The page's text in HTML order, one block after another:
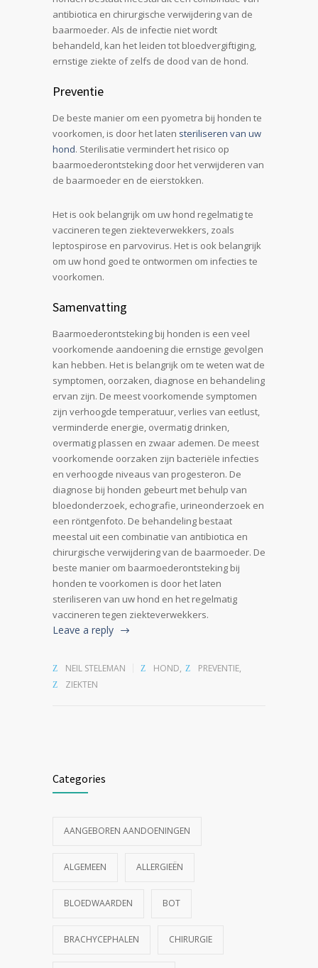
antibiotica en chirurgische verwijdering van de
baarmoeder. Als de infectie niet wordt
behandeld, kan het leiden tot bloedvergiftiging,
ernstige ziekte of zelfs de dood van de hond.
Preventie
De beste manier om een pyometra bij honden te
voorkomen, is door het laten steriliseren van uw
hond. Sterilisatie vermindert het risico op
baarmoederontsteking door het verwijderen van
de baarmoeder en de eierstokken.
Het is ook belangrijk om uw hond regelmatig te
vaccineren tegen ziekteverwekkers, zoals
leptospirose en parvovirus. Het is ook belangrijk
om uw hond goed te ontwormen om infecties te
voorkomen.
Samenvatting
Baarmoederontsteking bij honden is een veel
voorkomende aandoening die ernstige gevolgen
kan hebben. Het is belangrijk om te weten wat de
symptomen, oorzaken, diagnose en behandeling
ervan zijn. De meest voorkomende symptomen
zijn verhoogde temperatuur, verlies van eetlust,
verminderde energie, overmatig drinken,
overmatig plassen en zwaar ademen. De meest
voorkomende oorzaken zijn bacteriële infecties
en verhoogde niveaus van progesteron. De
diagnose bij honden gebeurt met behulp van
bloedonderzoek, echografie, urineonderzoek en
een röntgenfoto. De behandeling bestaat
meestal uit een combinatie van antibiotica en
chirurgische verwijdering van de baarmoeder. De
beste manier om baarmoederontsteking bij
honden te voorkomen is door het laten
steriliseren van uw hond en het regelmatig
vaccineren tegen ziekteverwekkers.
Leave a reply
NEIL STELEMAN HOND, PREVENTIE,
ZIEKTEN
Categories
AANGEBOREN AANDOENINGEN
ALGEMEEN ALLERGIEËN
BLOEDWAARDEN BOT
BRACHYCEPHALEN CHIRURGIE